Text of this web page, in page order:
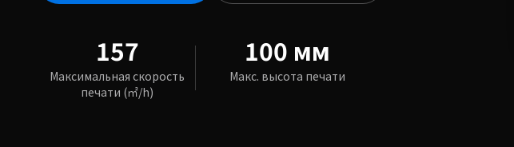
157
Максимальная скорость
печати (㎡/h)
100 мм
Макс. высота печати